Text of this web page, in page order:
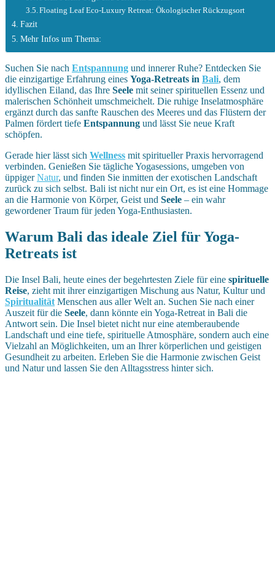
Floating Leaf Eco-Luxury Retreat: Ökologischer Rückzugsort
Fazit
Mehr Infos um Thema:
Suchen Sie nach Entspannung und innerer Ruhe? Entdecken Sie
die einzigartige Erfahrung eines Yoga-Retreats in Bali, dem
idyllischen Eiland, das Ihre Seele mit seiner spirituellen Essenz und
malerischen Schönheit umschmeichelt. Die ruhige Inselatmosphäre
ergänzt durch das sanfte Rauschen des Meeres und das Flüstern der
Palmen fördert tiefe Entspannung und lässt Sie neue Kraft
schöpfen.
Gerade hier lässt sich Wellness mit spiritueller Praxis hervorragend
verbinden. Genießen Sie tägliche Yogasessions, umgeben von
üppigerNatur, und finden Sie inmitten der exotischen Landschaft
zurück zu sich selbst. Bali ist nicht nur ein Ort, es ist eine Hommage
an die Harmonie von Körper, Geist und Seele – ein wahr
gewordener Traum für jeden Yoga-Enthusiasten.
Warum Bali das ideale Ziel für Yoga-
Retreats ist
Die Insel Bali, heute eines der begehrtesten Ziele für eine spirituelle
Reise, zieht mit ihrer einzigartigen Mischung aus Natur, Kultur und
Spiritualität Menschen aus aller Welt an. Suchen Sie nach einer
Auszeit für die Seele, dann könnte ein Yoga-Retreat in Bali die
Antwort sein. Die Insel bietet nicht nur eine atemberaubende
Landschaft und eine tiefe, spirituelle Atmosphäre, sondern auch eine
Vielzahl an Möglichkeiten, um an Ihrer körperlichen und geistigen
Gesundheit zu arbeiten. Erleben Sie die Harmonie zwischen Geist
und Natur und lassen Sie den Alltagsstress hinter sich.